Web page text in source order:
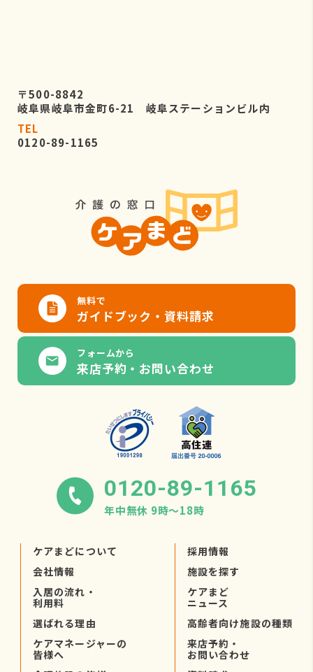
〒500-8842
岐阜県岐阜市金町6-21 岐阜ステーションビル内
TEL
0120-89-1165
無料で
ガイドブック・資料請求
フォームから
来店予約・お問い合わせ
0120-89-1165
年中無休 9時〜18時
ケアまどについて
会社情報
入居の流れ・
利用料
選ばれる理由
ケアマネージャーの
皆様へ
採用情報
施設を探す
ケアまど
ニュース
高齢者向け施設の種類
来店予約・
お問い合わせ